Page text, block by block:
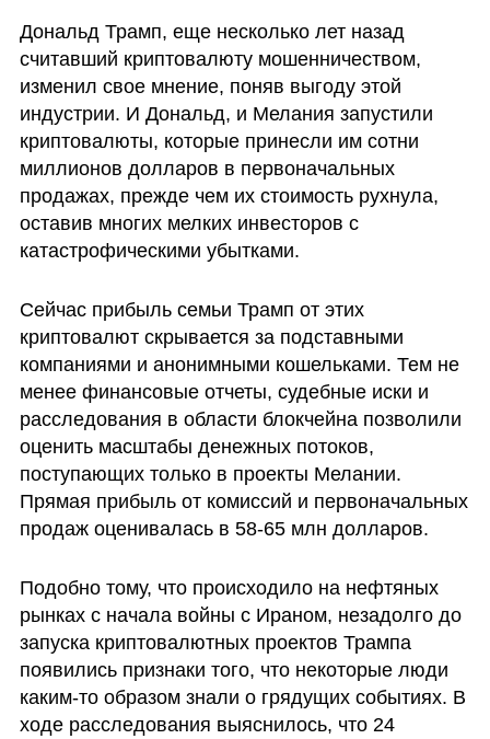
Дональд Трамп, еще несколько лет назад
считавший криптовалюту мошенничеством,
изменил свое мнение, поняв выгоду этой
индустрии. И Дональд, и Мелания запустили
криптовалюты, которые принесли им сотни
миллионов долларов в первоначальных
продажах, прежде чем их стоимость рухнула,
оставив многих мелких инвесторов с
катастрофическими убытками.
Сейчас прибыль семьи Трамп от этих
криптовалют скрывается за подставными
компаниями и анонимными кошельками. Тем не
менее финансовые отчеты, судебные иски и
расследования в области блокчейна позволили
оценить масштабы денежных потоков,
поступающих только в проекты Мелании.
Прямая прибыль от комиссий и первоначальных
продаж оценивалась в 58-65 млн долларов.
Подобно тому, что происходило на нефтяных
рынках с начала войны с Ираном, незадолго до
запуска криптовалютных проектов Трампа
появились признаки того, что некоторые люди
каким-то образом знали о грядущих событиях. В
ходе расследования выяснилось, что 24